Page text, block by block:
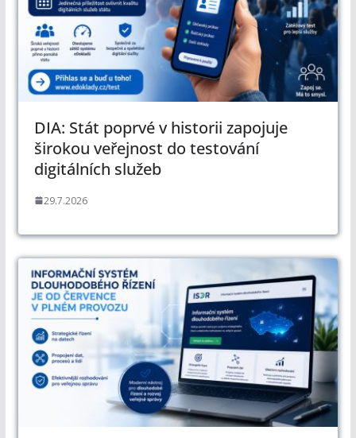
DIA: Stát poprvé v historii zapojuje
širokou veřejnost do testování
digitálních služeb
29.7.2026